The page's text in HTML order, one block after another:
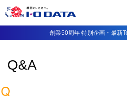
創業50周年 特別企画・最新
Q&A